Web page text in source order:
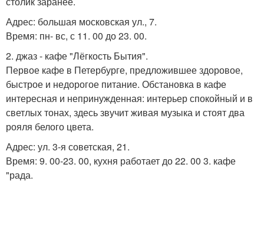
Адрес: большая московская ул., 7.
Время: пн- вс, с 11. 00 до 23. 00.
2. джаз - кафе "Лёгкость Бытия".
Первое кафе в Петербурге, предложившее здоровое,
быстрое и недорогое питание. Обстановка в кафе
интересная и непринужденная: интерьер спокойный и в
светлых тонах, здесь звучит живая музыка и стоят два
рояля белого цвета.
Адрес: ул. 3-я советская, 21.
Время: 9. 00-23. 00, кухня работает до 22. 00 3. кафе
"рада.